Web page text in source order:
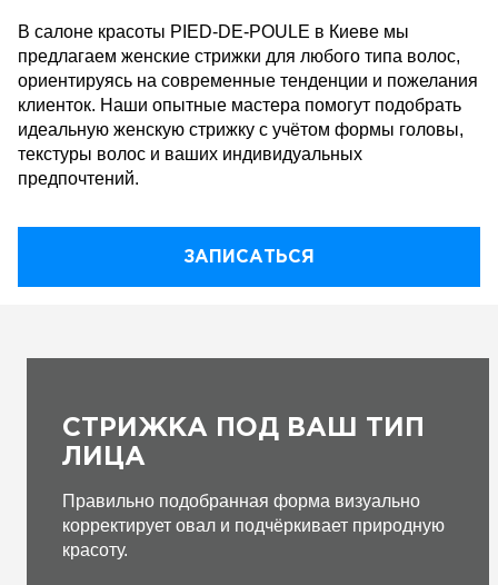
В салоне красоты PIED-DE-POULE в Киеве мы
предлагаем женские стрижки для любого типа волос,
ориентируясь на современные тенденции и пожелания
клиенток. Наши опытные мастера помогут подобрать
идеальную женскую стрижку с учётом формы головы,
текстуры волос и ваших индивидуальных
предпочтений.
ЗАПИСАТЬСЯ
СТРИЖКА ПОД ВАШ ТИП
ЛИЦА
Правильно подобранная форма визуально
корректирует овал и подчёркивает природную
красоту.